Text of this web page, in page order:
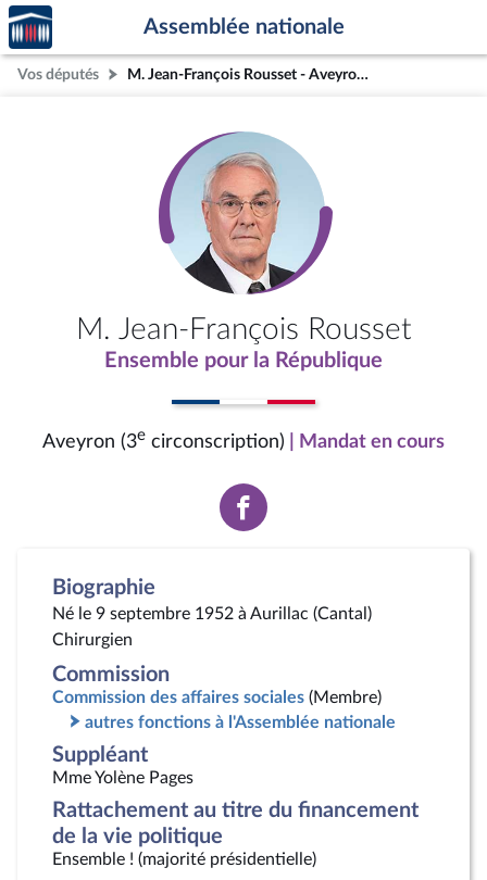
Aller au contenu
Aller en bas de la page
Accèder
à la
page
d'accueil
Assemblée nationale
Vos députés M. Jean-François Rousset - Aveyron (3e circonscription)
M. Jean-François Rousset
Ensemble pour la République
Aveyron (3e circonscription) | Mandat en cours
Voir
la
Biographie
Né le 9 septembre 1952 à Aurillac (Cantal)
Chirurgien
Commission
Commission des affaires sociales (Membre)
autres fonctions à l'Assemblée nationale
Suppléant
Mme Yolène Pages
Rattachement au titre du financement
de la vie politique
Ensemble ! (majorité présidentielle)